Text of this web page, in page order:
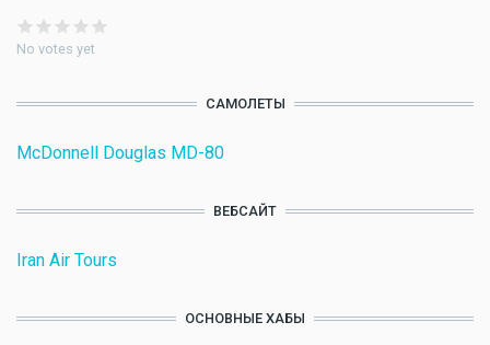
No votes yet
САМОЛЕТЫ
McDonnell Douglas MD-80
ВЕБСАЙТ
Iran Air Tours
ОСНОВНЫЕ ХАБЫ